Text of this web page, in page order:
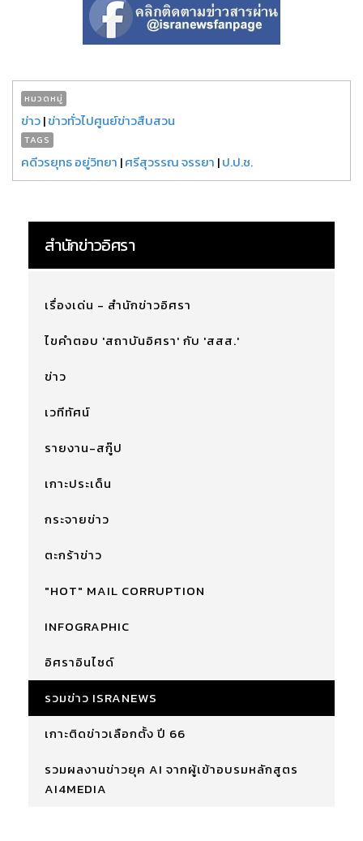
หมวดหมู่
ข่าว|ข่าวทั่วไปศูนย์ข่าวสืบสวน
TAGS
คดีวรยุทธ อยู่วิทยา |ศรีสุวรรณ จรรยา |ป.ป.ช.
สำนักข่าวอิศรา
เรื่องเด่น - สำนักข่าวอิศรา
ไขคำตอบ 'สถาบันอิศรา' กับ 'สสส.'
ข่าว
เวทีทัศน์
รายงาน-สกู๊ป
เกาะประเด็น
กระจายข่าว
ตะกร้าข่าว
"HOT" MAIL CORRUPTION
INFOGRAPHIC
อิศราอินไซด์
รวมข่าว ISRANEWS
เกาะติดข่าวเลือกตั้ง ปี 66
รวมผลงานข่าวยุค AI จากผู้เข้าอบรมหลักสูตร
AI4MEDIA